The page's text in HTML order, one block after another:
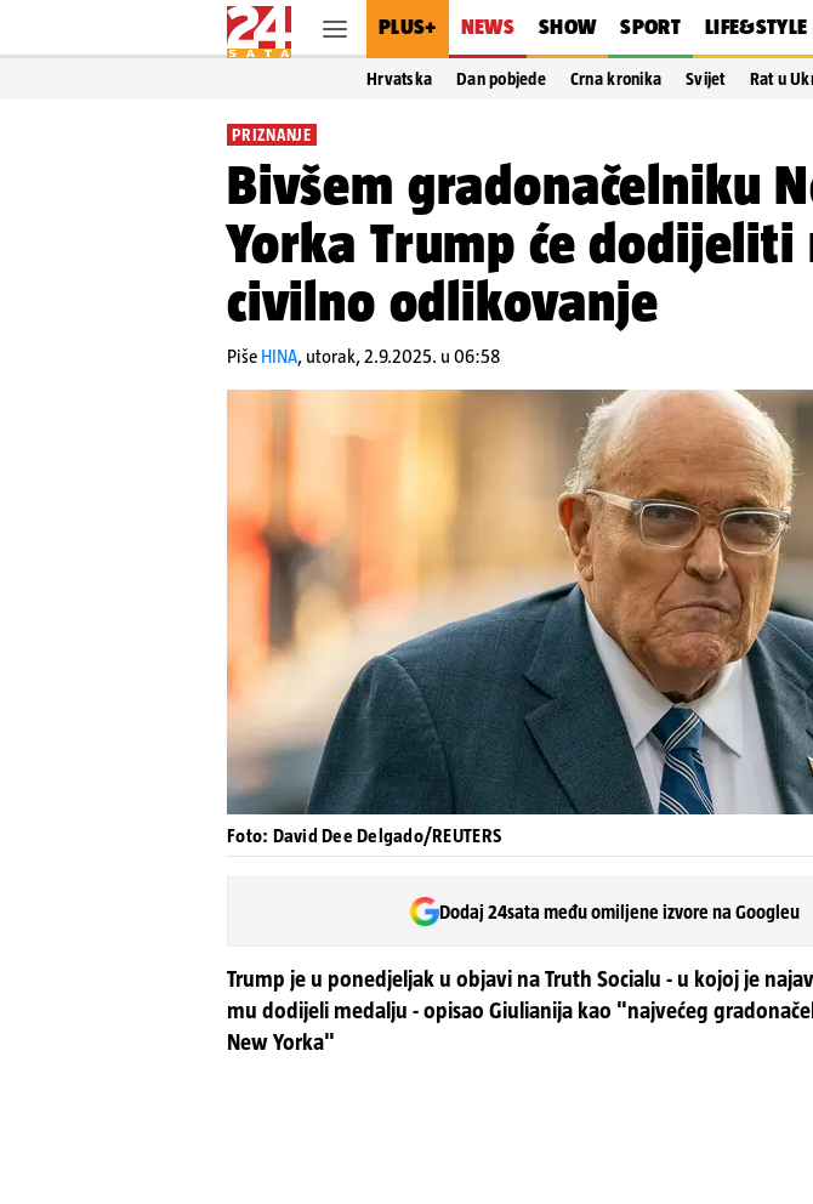
PLUS+ NEWS SHOW SPORT LIFE&STYLE
Hrvatska Dan pobjede Crna kronika Svijet Rat u
PRIZNANJE
Bivšem gradonačelniku
Yorka Trump će dodijeliti
civilno odlikovanje
Piše HINA, utorak, 2.9.2025. u 06:58
Foto: David Dee Delgado/REUTERS
Dodaj 24sata među omiljene izvore na Googleu
Trump je u ponedjeljak u objavi na Truth Socialu - u kojoj je
mu dodijeli medalju - opisao Giulianija kao "najvećeg
New Yorka"